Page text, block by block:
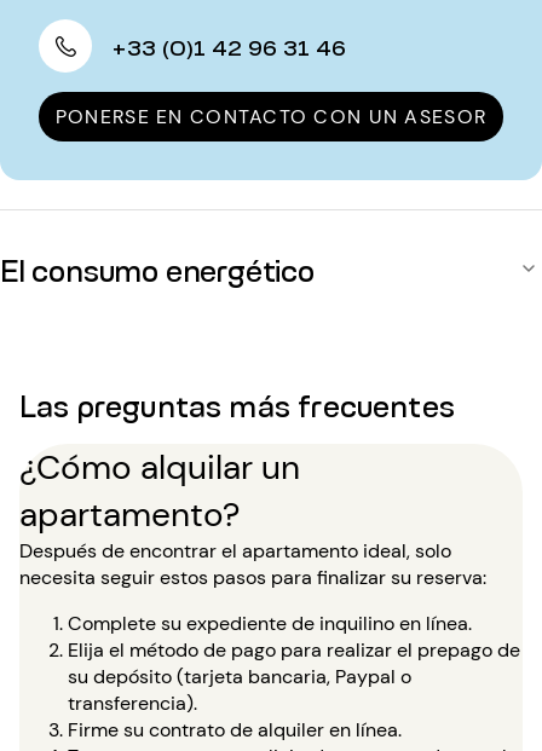
+33 (0)1 42 96 31 46
PONERSE EN CONTACTO CON UN ASESOR
El consumo energético
Las preguntas más frecuentes
¿Cómo alquilar un
apartamento?
Después de encontrar el apartamento ideal, solo
necesita seguir estos pasos para finalizar su reserva:
Complete su expediente de inquilino en línea.
Elija el método de pago para realizar el prepago de
su depósito (tarjeta bancaria, Paypal o
transferencia).
Firme su contrato de alquiler en línea.